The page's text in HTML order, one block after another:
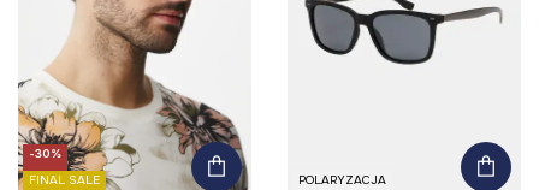
-30%
FINAL SALE
POLARYZACJA